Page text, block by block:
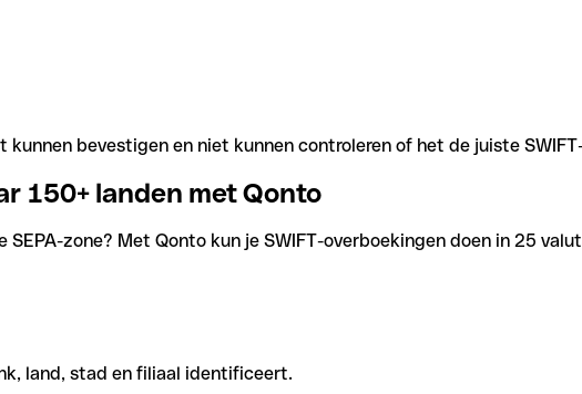
bevestigen en niet kunnen controleren of het de juiste
150+ landen met Qonto
zone? Met Qonto kun je SWIFT-overboekingen doen in 25
land, stad en filiaal identificeert.